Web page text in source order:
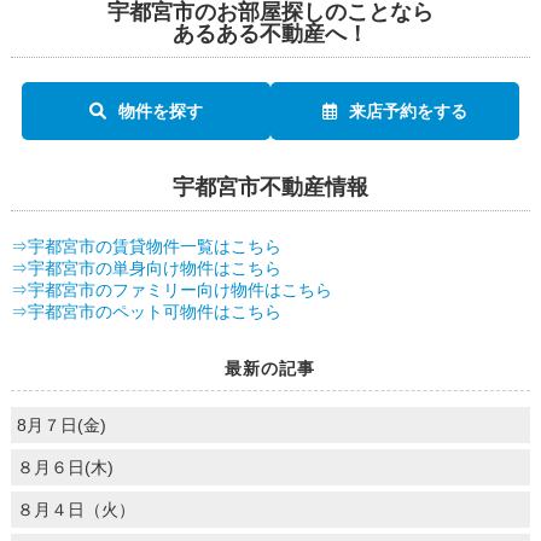
宇都宮市のお部屋探しのことなら
あるある不動産へ！
物件を探す 来店予約をする
宇都宮市不動産情報
⇒宇都宮市の賃貸物件一覧はこちら
⇒宇都宮市の単身向け物件はこちら
⇒宇都宮市のファミリー向け物件はこちら
⇒宇都宮市のペット可物件はこちら
最新の記事
8月７日(金)
８月６日(木)
８月４日（火）